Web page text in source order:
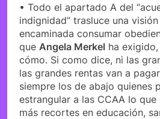
• Todo el apartado A del
indignidad” trasluce una
encaminada consumar
que Angela Merkel ha
cómo. Si como dice, ni las
las grandes rentas van a
siempre los de abajo quienes
estrangular a las CCAA lo que
más recortes en educación,